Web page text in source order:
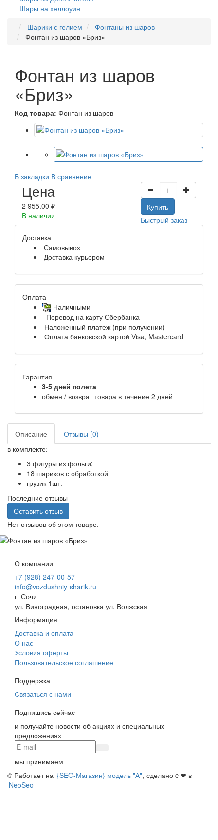
Шары на хеллоуин
Шарики с гелием
Фонтаны из шаров
Фонтан из шаров «Бриз»
Фонтан из шаров
«Бриз»
Код товара: Фонтан из шаров
В закладки В сравнение
Цена
2 955.00 ₽
В наличии
Купить
Быстрый заказ
Доставка
Самовывоз
Доставка курьером
Оплата
Наличными
Перевод на карту Сбербанка
Наложенный платеж (при получении)
Оплата банковской картой Visa, Mastercard
Гарантия
3-5 дней полета
обмен / возврат товара в течение 2 дней
Описание
Отзывы (0)
в комплекте:
3 фигуры из фольги;
18 шариков с обработкой;
грузик 1шт.
Последние отзывы
Оставить отзыв
Нет отзывов об этом товаре.
О компании
+7 (928) 247-00-57
info@vozdushniy-sharik.ru
г. Сочи
ул. Виноградная, остановка ул. Волжская
Информация
Доставка и оплата
О нас
Условия оферты
Пользовательское соглашение
Поддержка
Связаться с нами
Подпишись сейчас
и получайте новости об акциях и специальных
предложениях
мы принимаем
© Работает на {SEO-Магазин} модель "А", сделано c ❤ в
NeoSeo